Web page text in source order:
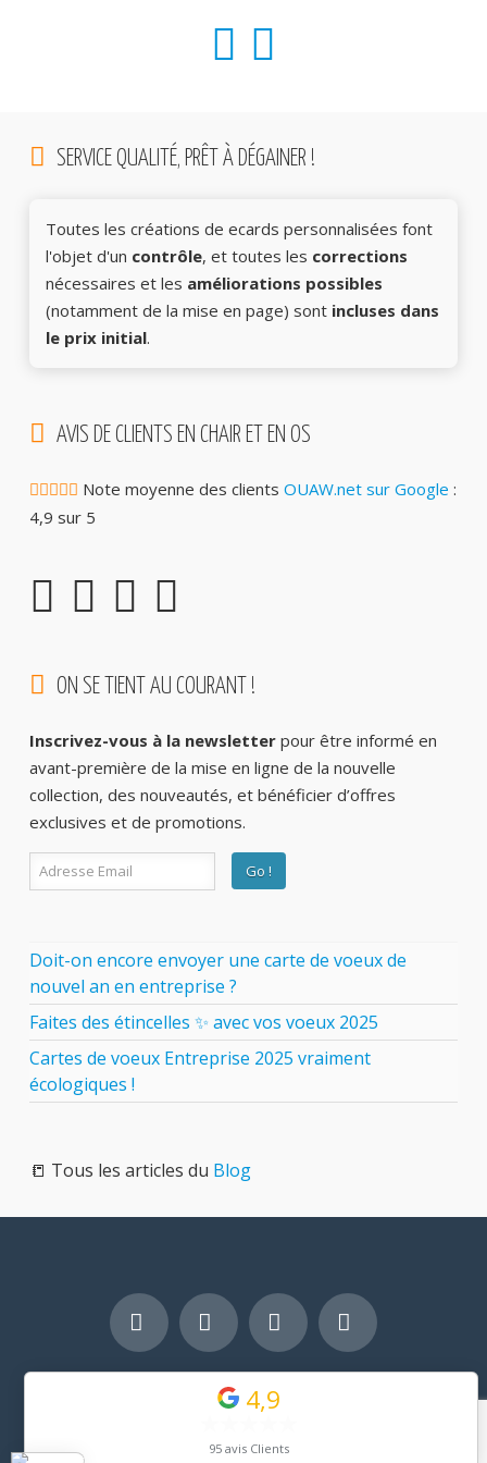
SERVICE QUALITÉ, PRÊT À DÉGAINER !
Toutes les créations de ecards personnalisées font
l'objet d'un contrôle, et toutes les corrections
nécessaires et les améliorations possibles
(notamment de la mise en page) sont incluses dans
le prix initial.
AVIS DE CLIENTS EN CHAIR ET EN OS
Note moyenne des clients OUAW.net sur Google :
4,9 sur 5
4,9
95 avis Clients
ON SE TIENT AU COURANT !
Inscrivez-vous à la newsletterpour être informé en
avant-première de la mise en ligne de la nouvelle
collection, des nouveautés, et bénéficier d’offres
exclusives et de promotions.
Doit-on encore envoyer une carte de voeux de
nouvel an en entreprise ?
Faites des étincelles ✨ avec vos voeux 2025
Cartes de voeux Entreprise 2025 vraiment
écologiques !
📒 Tous les articles du Blog
FacebookLinkedInYouTubePinterest
réservés